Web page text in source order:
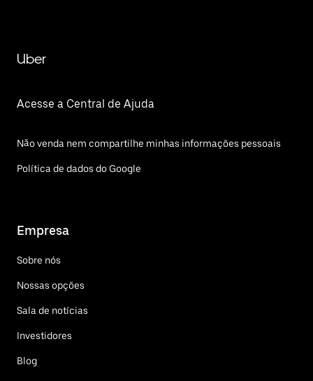
Uber
Acesse a Central de Ajuda
Não venda nem compartilhe minhas informações pessoais
Política de dados do Google
Empresa
Sobre nós
Nossas opções
Sala de notícias
Investidores
Blog